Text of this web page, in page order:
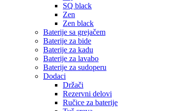
SQ black
Zen
Zen black
Baterije sa grejačem
Baterije za bide
Baterije za kadu
Baterije za lavabo
Baterije za sudoperu
Dodaci
Držači
Rezervni delovi
Ručice za baterije